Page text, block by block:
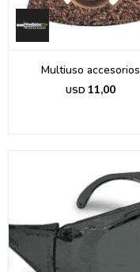
Multiuso accesorios
USD 11,00